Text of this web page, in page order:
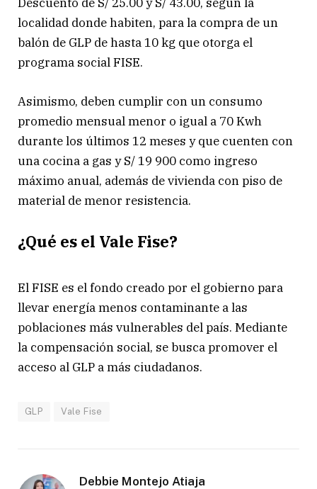
localidad donde habiten, para la compra de un
balón de GLP de hasta 10 kg que otorga el
programa social FISE.
Asimismo, deben cumplir con un consumo
promedio mensual menor o igual a 70 Kwh
durante los últimos 12 meses y que cuenten con
una cocina a gas y S/ 19 900 como ingreso
máximo anual, además de vivienda con piso de
material de menor resistencia.
¿Qué es el Vale Fise?
El FISE es el fondo creado por el gobierno para
llevar energía menos contaminante a las
poblaciones más vulnerables del país. Mediante
la compensación social, se busca promover el
acceso al GLP a más ciudadanos.
GLP Vale Fise
Debbie Montejo Atiaja